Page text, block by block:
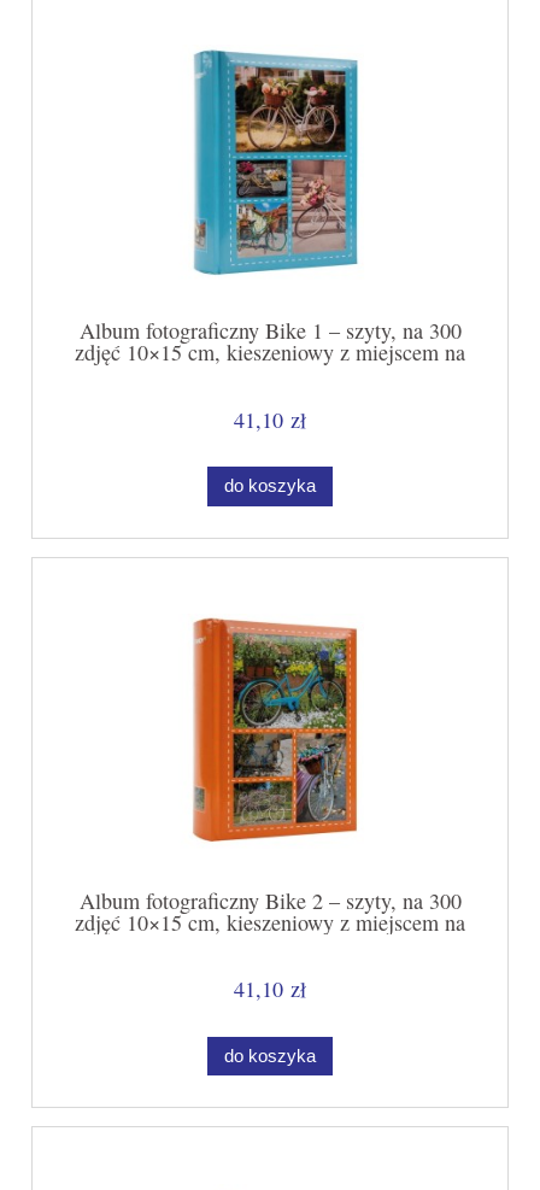
Album fotograficzny Bike 1 – szyty, na 300
zdjęć 10×15 cm, kieszeniowy z miejscem na
41,10 zł
do koszyka
Album fotograficzny Bike 2 – szyty, na 300
zdjęć 10×15 cm, kieszeniowy z miejscem na
41,10 zł
do koszyka